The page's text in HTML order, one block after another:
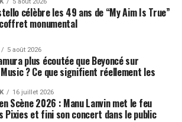
célèbre les 49 ans de “My Aim Is True”
monumental
5 août 2026
plus écoutée que Beyoncé sur
Music ? Ce que signifient réellement les
16 juillet 2026
Scène 2026 : Manu Lanvin met le feu
Pixies et fini son concert dans le public